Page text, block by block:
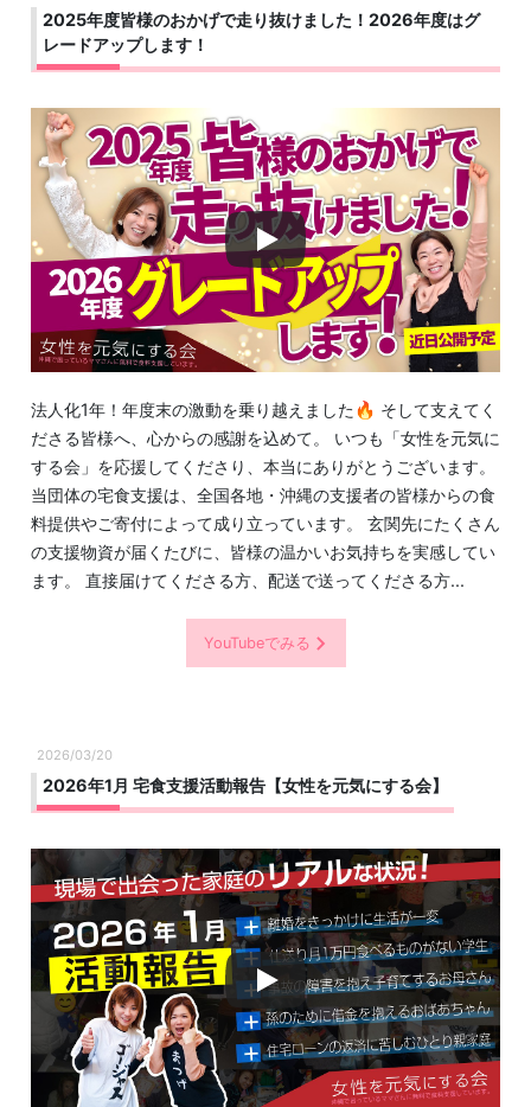
2025年度皆様のおかげで走り抜けました！2026年度はグ
レードアップします！
法人化1年！年度末の激動を乗り越えました🔥 そして支えてく
ださる皆様へ、心からの感謝を込めて。 いつも「女性を元気に
する会」を応援してくださり、本当にありがとうございます。
当団体の宅食支援は、全国各地・沖縄の支援者の皆様からの食
料提供やご寄付によって成り立っています。 玄関先にたくさん
の支援物資が届くたびに、皆様の温かいお気持ちを実感してい
ます。 直接届けてくださる方、配送で送ってくださる方...
YouTubeでみる
2026/03/20
2026年1月 宅食支援活動報告【女性を元気にする会】